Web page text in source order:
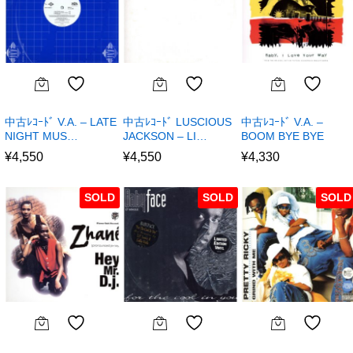
中古ﾚｺｰﾄﾞ V.A. – LATE
NIGHT MUS…
¥4,550
中古ﾚｺｰﾄﾞ LUSCIOUS
JACKSON – LI…
¥4,550
中古ﾚｺｰﾄﾞ V.A. –
BOOM BYE BYE
¥4,330
SOLD SOLD SOLD